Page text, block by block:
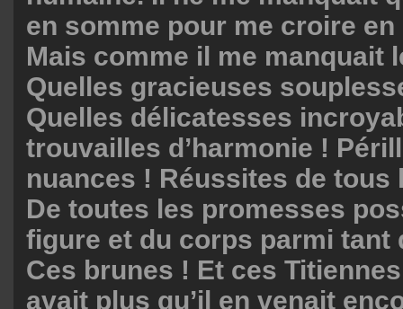
en somme pour me croire
Mais comme il me manquait
Quelles gracieuses
Quelles délicatesses
trouvailles d’harmonie !
nuances ! Réussites de tous
De toutes les promesses
figure et du corps parmi tant
Ces brunes ! Et ces
avait plus qu’il en venait